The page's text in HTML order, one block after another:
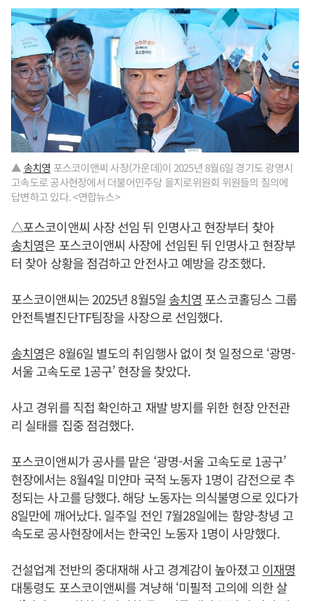
▲송치영 포스코이앤씨 사장(가운데)이 2025년 8월6일 경기도 광명시
고속도로 공사현장에서 더불어민주당 을지로위원회 위원들의 질의에
답변하고 있다. <연합뉴스>
△포스코이앤씨 사장 선임 뒤 인명사고 현장부터 찾아
송치영은 포스코이앤씨 사장에 선임된 뒤 인명사고 현장부
터 찾아 상황을 점검하고 안전사고 예방을 강조했다.
포스코이앤씨는 2025년 8월5일 송치영 포스코홀딩스 그룹
안전특별진단TF팀장을 사장으로 선임했다.
송치영은 8월6일 별도의 취임행사 없이 첫 일정으로 ‘광명-
서울 고속도로 1공구’ 현장을 찾았다.
사고 경위를 직접 확인하고 재발 방지를 위한 현장 안전관
리 실태를 집중 점검했다.
포스코이앤씨가 공사를 맡은 ‘광명-서울 고속도로 1공구’
현장에서는 8월4일 미얀마 국적 노동자 1명이 감전으로 추
정되는 사고를 당했다. 해당 노동자는 의식불명으로 있다가
8일만에 깨어났다. 일주일 전인 7월28일에는 함양-창녕 고
속도로 공사현장에서는 한국인 노동자 1명이 사망했다.
건설업계 전반의 중대재해 사고 경계감이 높아졌고이재명
대통령도 포스코이앤씨를 겨냥해 ‘미필적 고의에 의한 살